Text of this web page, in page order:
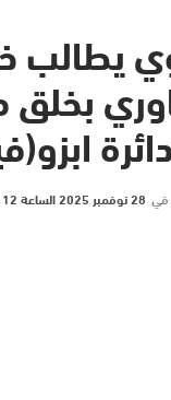
يطالب
في 28 نوفمبر 2025 الساعة 12 و 06 دقيقة